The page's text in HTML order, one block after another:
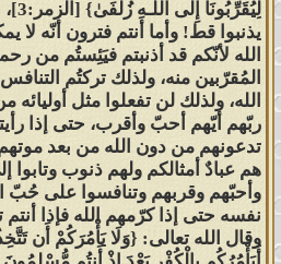
عباد الله المقربين وهم
ولهم الحقّ في الله ما
الصالحين
أقرب، فلا ينبغي لعبدٍ
شريك له ومن ثم
في حبّ الله وقربه
العابدين، أم
لأحدهم أن يكون هو
يذنبوا قط! وأما أنتم فترون أنّه لا
الله لأنّكم قد أذنبتم فيَئِستُم من
المُقرّبين منه، ولذلك تركتُم
الله، ولذلك لن تفعلوا مثل أوليائه
ربّهم أيّهم أحبّ وأقرب، حتى إذا
تدعونهم من دون الله من بعد موتهم
هم عبادٌ أمثالكم ولهم ذنوب وتابوا
وأحبّهم وقربهم وتنافسوا على حُبّ
نفسه حتى إذا كرّمهم الله فإذا
وقال الله تعالى: {وَلَا يَأْمُرَكُمْ أَن